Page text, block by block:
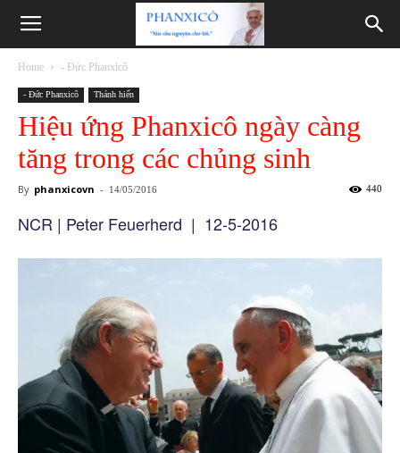
Phanxicô
Home - Đức Phanxicô
- Đức Phanxicô Thánh hiến
Hiệu ứng Phanxicô ngày càng
tăng trong các chủng sinh
By phanxicovn - 14/05/2016 440
NCR | Peter Feuerherd | 12-5-2016